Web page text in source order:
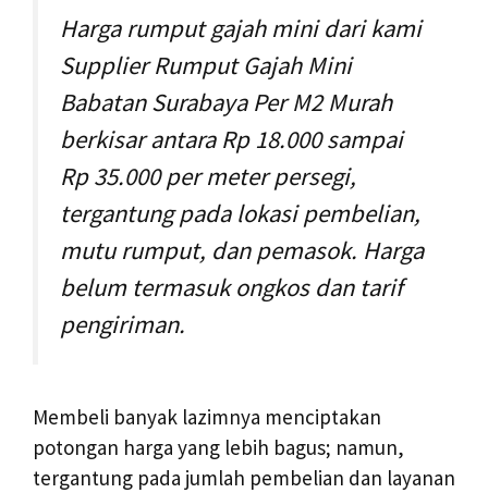
Harga rumput gajah mini dari kami
Supplier Rumput Gajah Mini
Babatan Surabaya Per M2 Murah
berkisar antara Rp 18.000 sampai
Rp 35.000 per meter persegi,
tergantung pada lokasi pembelian,
mutu rumput, dan pemasok. Harga
belum termasuk ongkos dan tarif
pengiriman.
Membeli banyak lazimnya menciptakan
potongan harga yang lebih bagus; namun,
tergantung pada jumlah pembelian dan layanan